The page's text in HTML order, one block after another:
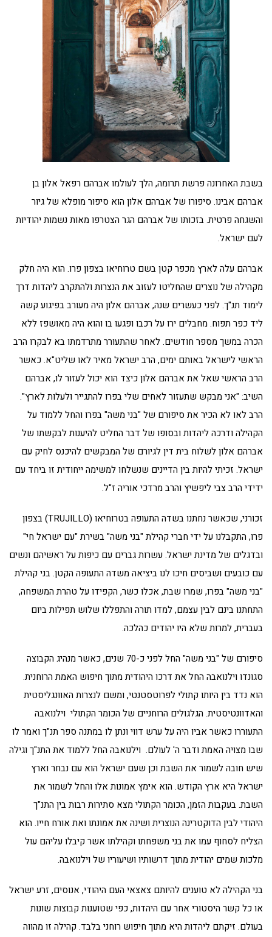
בשבת האחרונה פרשת תרומה, הלך לעולמו אברהם רפאל אלון בן
אברהם אבינו. סיפורו של אברהם אלון הוא סיפור מופלא של גיור
והשגחה פרטית. בזכותו של אברהם הגר הצטרפו מאות נשמות יהודיות
לעם ישראל.
אברהם עלה לארץ מכפר קטן בשם טרוחיאו בצפון פרו. הוא היה חלק
מקהילה של נוצרים שהחליטו לעזוב את הנצרות ולהתקרב ליהדות דרך
לימוד תנ"ך. לפני כעשרים שנה, אברהם אלון היה מעורב בפיגוע קשה
ליד כפר תפוח. מחבלים ירו על רכבו ופגעו בו והוא היה מאושפז ללא
הכרה במשך מספר חודשים. לאחר שהתעורר מתרדמתו בא לבקרו הרב
הראשי לישראל באותם ימים, הרב ישראל מאיר לאו שליט"א. כאשר
הרב הראשי שאל את אברהם אלון כיצד הוא יכול לעזור לו, אברהם
השיב: "אני מבקש שתעזור לאחים שלי בפרו להתגייר ולעלות לארץ".
הרב לאו לא הכיר את סיפורם של "בני משה" בפרו והחל ללמוד על
הקהילה ודרכה ליהדות ובסופו של דבר החליט להיענות לבקשתו של
אברהם אלון לשלוח בית דין לגיורם של המבקשים להיכנס לחיק עם
ישראל. זכיתי להיות בין הדיינים שנשלחו למשימה ייחודית זו ביחד עם
ידידי הרב צבי ליפשיץ והרב מרדכי אוריה ז"ל.
זכורני, שכאשר נחתנו בשדה התעופה בטרוחיאו (TRUJILLO) בצפון
פרו, התקבלנו על ידי חברי קהילת "בני משה" בשירת "עם ישראל חי"
ובדגלים של מדינת ישראל. עשרות גברים עם כיפות על ראשיהם ונשים
עם כובעים ושביסים חיכו לנו ביציאה משדה התעופה הקטן. בני קהילת
"בני משה" בפרו, שמרו שבת, אכלו כשר, הקפידו על טהרת המשפחה,
התחתנו בינם לבין עצמם, למדו תורה והתפללו שלוש תפילות ביום
בעברית, למרות שלא היו יהודים כהלכה.
סיפורם של "בני משה" החל לפני כ-70 שנים, כאשר מנהיג הקבוצה
סגונדו וילנואבה החל את דרכו היהודית מתוך חיפוש האמת הרוחנית.
הוא נדד בין היותו קתולי לפרוטסטנטי, ומשם לנצרות האוונגליסטית
והאדוונטיסטית. הגלגולים הרוחניים של הכומר הקתולי וילנואבה
התעוררו כאשר אביו היה על ערש דווי ונתן לו במתנה ספר תנ"ך ואמר לו
שבו מצויה האמת ודבר ה' לעולם. וילנואבה החל ללמוד את התנ"ך וגילה
שיש חובה לשמור את השבת וכן שעם ישראל הוא עם נבחר וארץ
ישראל היא ארץ הקודש. הוא אימץ אמונות אלו והחל לשמור את
השבת. בעקבות הזמן, הכומר הקתולי מצא סתירות רבות בין התנ"ך
היהודי לבין הדוקטרינה הנוצרית ושינה את אמונתו ואת אורח חייו. הוא
הצליח לסחוף עמו את בני משפחתו וקהילתו אשר קיבלו עליהם עול
מלכות שמים יהודית מתוך דרשותיו ושיעוריו של וילנואבה.
בני הקהילה לא טוענים להיותם צאצאי העם היהודי, אנוסים, זרע ישראל
או כל קשר היסטורי אחר עם היהדות, כפי שטוענות קבוצות שונות
בעולם. זיקתם ליהדות היא מתוך חיפוש רוחני בלבד. קהילה זו מהווה